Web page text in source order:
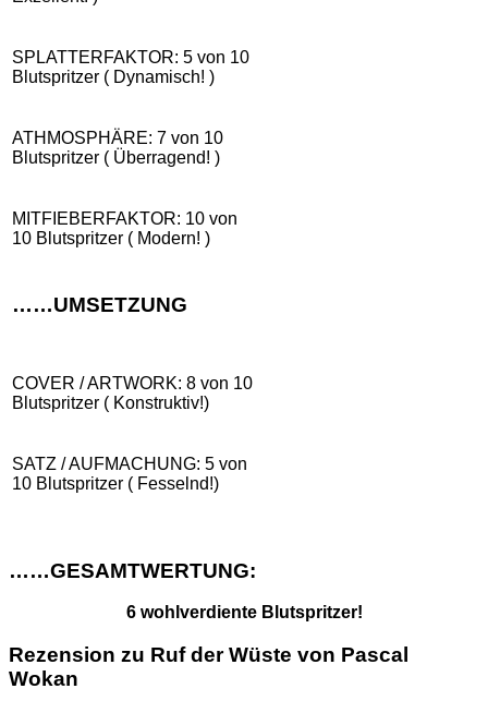
SPLATTERFAKTOR: 5 von 10
Blutspritzer ( Dynamisch! )
ATHMOSPHÄRE: 7 von 10
Blutspritzer ( Überragend! )
MITFIEBERFAKTOR: 10 von
10 Blutspritzer ( Modern! )
……UMSETZUNG
COVER / ARTWORK: 8 von 10
Blutspritzer ( Konstruktiv!)
SATZ / AUFMACHUNG: 5 von
10 Blutspritzer ( Fesselnd!)
……GESAMTWERTUNG:
6 wohlverdiente Blutspritzer!
Rezension zu Ruf der Wüste von Pascal
Wokan